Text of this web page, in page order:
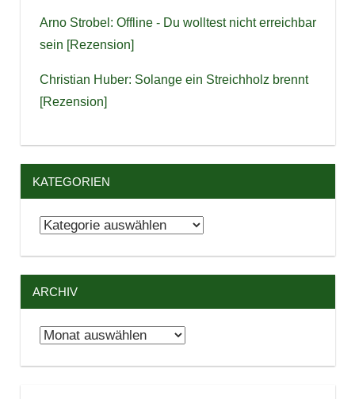
Arno Strobel: Offline - Du wolltest nicht erreichbar
sein [Rezension]
Christian Huber: Solange ein Streichholz brennt
[Rezension]
KATEGORIEN
Kategorien
ARCHIV
Archiv